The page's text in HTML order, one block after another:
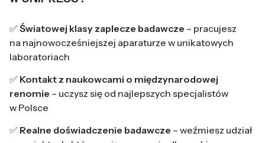
✅ Światowej klasy zaplecze badawcze – pracujesz
na najnowocześniejszej aparaturze w unikatowych
laboratoriach
✅ Kontakt z naukowcami o międzynarodowej
renomie – uczysz się od najlepszych specjalistów
w Polsce
✅ Realne doświadczenie badawcze – weźmiesz udział